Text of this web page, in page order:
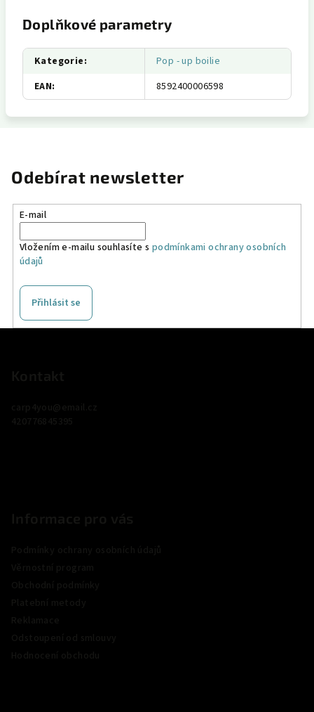
Doplňkové parametry
Kategorie:
Pop - up boilie
EAN: 8592400006598
Odebírat newsletter
E-mail
Vložením e-mailu souhlasíte s podmínkami ochrany osobních
údajů
Přihlásit se